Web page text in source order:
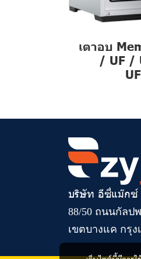
เตาอบ
/ UF /
บริษัท อีซี่แม๊กซ์
88/50 ถนนกัลป
เขตบางแค กรุง